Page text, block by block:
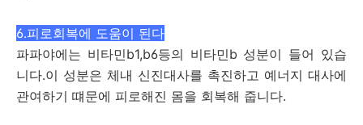
6.피로회복에 도움이 된다
파파야에는 비타민b1,b6등의 비타민b 성분이 들어 있습
니다.이 성분은 체내 신진대사를 촉진하고 예너지 대사에
관여하기 떄문에 피로해진 몸을 회복해 줍니다.